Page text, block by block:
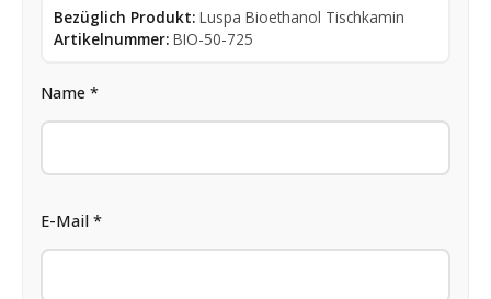
Bezüglich Produkt: Luspa Bioethanol Tischkamin
Artikelnummer: BIO-50-725
Name *
E-Mail *